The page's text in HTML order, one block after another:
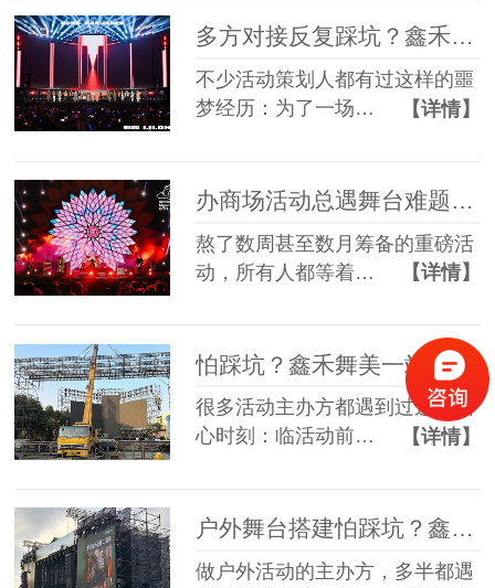
多方对接反复踩坑？鑫禾舞美一站式舞美服务让你少走90%弯路
不少活动策划人都有过这样的噩
梦经历：为了一场…
【详情】
办商场活动总遇舞台难题？鑫禾舞美一站式帮你解决
熬了数周甚至数月筹备的重磅活
动，所有人都等着…
【详情】
怕踩坑？鑫禾舞美一站式租赁搭建帮你省一半心
很多活动主办方都遇到过这些糟
心时刻：临活动前…
【详情】
户外舞台搭建怕踩坑？鑫禾舞美给你稳稳的保障
做户外活动的主办方，多半都遇